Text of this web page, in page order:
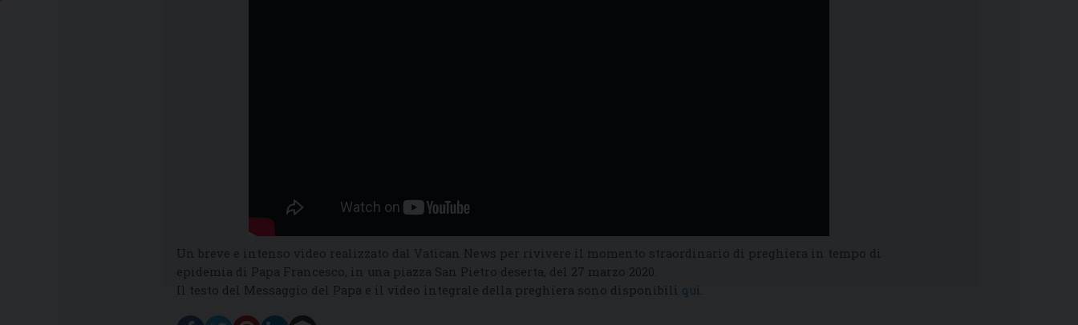
Un breve e intenso video realizzato dal Vatican News per rivivere il momento straordinario di preghiera in tempo di
epidemia di Papa Francesco, in una piazza San Pietro deserta, del 27 marzo 2020.
Il testo del Messaggio del Papa e il video integrale della preghiera sono disponibili qui